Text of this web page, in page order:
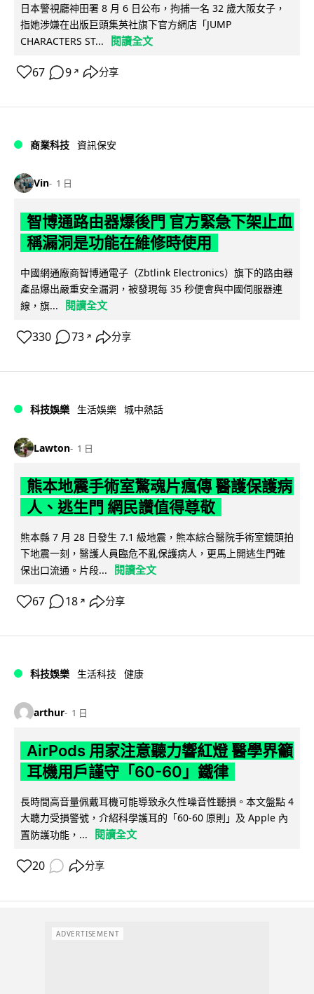
日本警視廳神田署 8 月 6 日公布，拘捕一名 32 歲大阪女子，
指她涉嫌在出版巨頭集英社旗下官方網店「JUMP
CHARACTERS ST...
閱讀全文
67 9 ↗ 分享
商業科技 資訊保安
Vin 1 日
智博通路由器爆後門 官方緊急下架止血
稱漏洞是功能在維修時使用
中國網通廠商智博通電子（Zbtlink Electronics）旗下的路由器
產品爆出嚴重安全漏洞，被發現每 35 秒便會與中國伺服器連
線，旗...
閱讀全文
330 73 ↗ 分享
科技娛樂 生活娛樂 城中熱話
Lawton 1 日
熊本地震手術室驚魂片瘋傳 醫護保護病
人、逃生門 網民讚值得尊敬
熊本縣 7 月 28 日發生 7.1 級地震，熊本綜合醫院手術室鏡頭拍
下地震一刻，醫護人員臨危不亂保護病人，更馬上開逃生門確
保出口流通。片段...
閱讀全文
67 18 ↗ 分享
科技娛樂 生活科技 健康
arthur 1 日
AirPods 用家注意聽力響紅燈 醫學界籲
耳機用戶謹守「60-60」鐵律
長時間高音量佩戴耳機可能導致永久性噪音性聽損。本文盤點 4
大聽力受損警號，介紹科學護耳的「60-60 原則」及 Apple 內
置防護功能，...
閱讀全文
20 分享
ADVERTISEMENT